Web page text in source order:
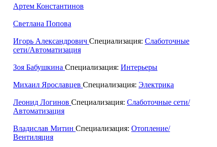
Артем Константинов
Светлана Попова
Игорь Александрович Специализация: Слаботочные
сети/Автоматизация
Зоя Бабушкина Специализация: Интерьеры
Михаил Ярославцев Специализация: Электрика
Леонид Логинов Специализация: Слаботочные сети/
Автоматизация
Владислав Митин Специализация: Отопление/
Вентиляция